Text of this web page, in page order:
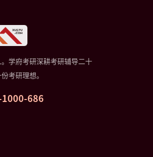
学府考研深耕考研辅导二十
考研理想。
686